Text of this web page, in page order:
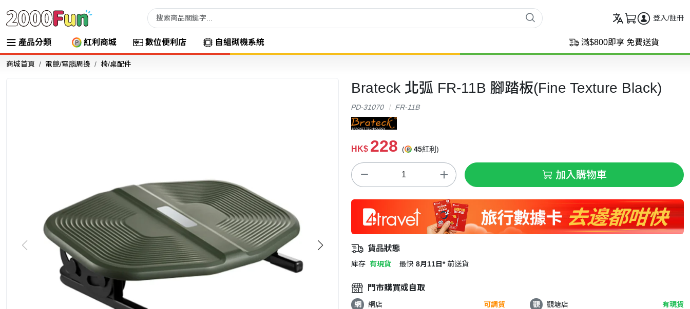
登入/註冊
產品分類 紅利商城 數位便利店 自組砌機系統 滿$800即享 免費送貨
商城首頁 電競/電腦周邊 椅/桌配件
Brateck 北弧 FR-11B 腳踏板(Fine Texture Black)
PD-31070 FR-11B
HK$ 228 ( 45紅利)
加入購物車
貨品狀態
庫存 有現貨 最快 8月11日* 前送貨
門市購買或自取
網 網店 可調貨 觀 觀塘店
有現貨